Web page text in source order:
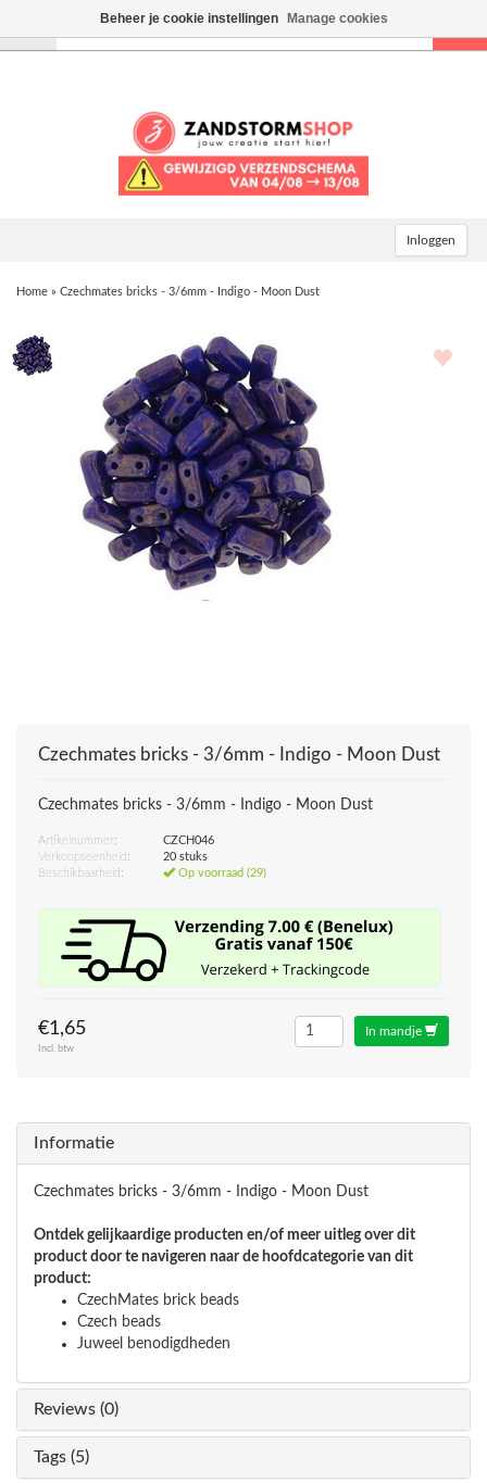
Inloggen
Home » Czechmates bricks - 3/6mm - Indigo - Moon Dust
Czechmates bricks - 3/6mm - Indigo - Moon Dust
Czechmates bricks - 3/6mm - Indigo - Moon Dust
Artikelnummer:
CZCH046
Verkoopseenheid:
20 stuks
Beschikbaarheid:
Op voorraad (29)
€1,65
Incl. btw
In mandje
Informatie
Czechmates bricks - 3/6mm - Indigo - Moon Dust
Ontdek gelijkaardige producten en/of meer uitleg over dit
product door te navigeren naar de hoofdcategorie van dit
product:
CzechMates brick beads
Czech beads
Juweel benodigdheden
Reviews (0)
Tags (5)
Beheer je cookie instellingen Manage cookies